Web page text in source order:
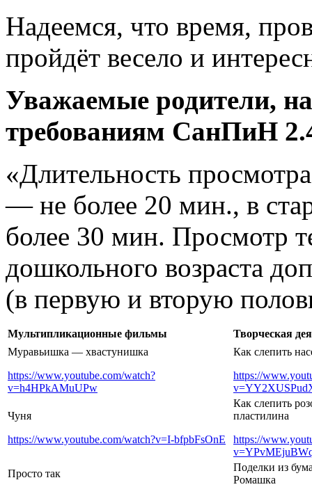
Надеемся, что время,
пройдёт весело и
Уважаемые родители,
требованиям СанПиН
«Длительность
— не более 20 мин., в
более 30 мин. Просмотр
дошкольного возраста
(в первую и вторую
Мультипликационные фильмы
Творческая
Муравьишка — хвастунишка
https://www.youtube.com/watch?
v=h4HPkAMuUPw
Как слепить
https://
Чуня
https://www.youtube.com/watch?v=I-bfpbFsOnE
Как слепить
пластилина
https://
Просто так
Поделки из
Ромашка